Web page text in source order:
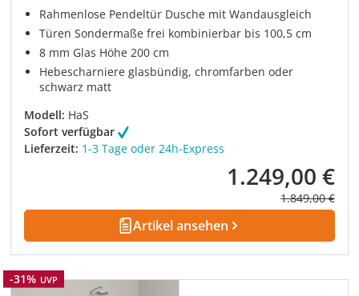
Rahmenlose Pendeltür Dusche mit Wandausgleich
Türen Sondermaße frei kombinierbar bis 100,5 cm
8 mm Glas Höhe 200 cm
Hebescharniere glasbündig, chromfarben oder
schwarz matt
Modell: HaS
Sofort verfügbar
Lieferzeit: 1-3 Tage oder 24h-Express
Verkaufspreis:
1.249,00 €
Regulärer
1.849,00 €
Artikel ansehen
Rabatt
-31% UVP